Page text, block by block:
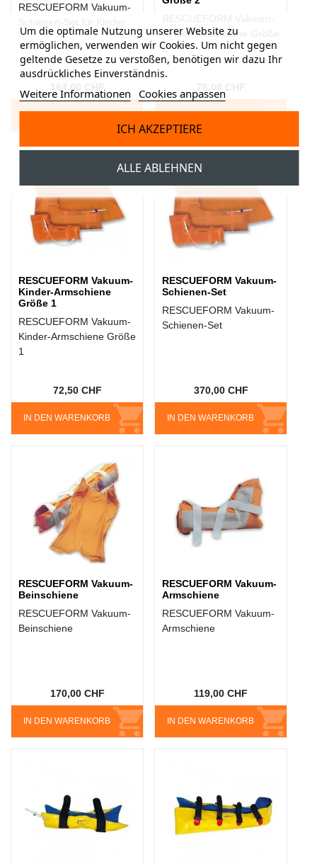
RESCUEFORM Vakuum-
Kinder-Armschiene Größe
2
RESCUEFORM Vakuum-
Kinder-Armschiene
Größe 1
RESCUEFORM Vakuum-
Kinder-Armschiene Größe
1
IN DEN WARENKORB
72,50 CHF
RESCUEFORM Vakuum-
Schienen-Set
RESCUEFORM Vakuum-
Schienen-Set
IN DEN WARENKORB
370,00 CHF
RESCUEFORM Vakuum-
Beinschiene
RESCUEFORM Vakuum-
Beinschiene
IN DEN WARENKORB
170,00 CHF
RESCUEFORM Vakuum-
Armschiene
RESCUEFORM Vakuum-
Armschiene
IN DEN WARENKORB
119,00 CHF
Um die optimale Nutzung unserer Website zu
ermöglichen, verwenden wir Cookies. Um nicht gegen
geltende Gesetze zu verstoßen, benötigen wir dazu Ihr
ausdrückliches Einverständnis.
Weitere Informationen Cookies anpassen
ALLE ABLEHNEN
ICH AKZEPTIERE